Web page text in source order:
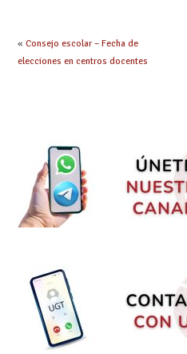
centro
« Consejo escolar – Fecha de
elecciones en centros docentes